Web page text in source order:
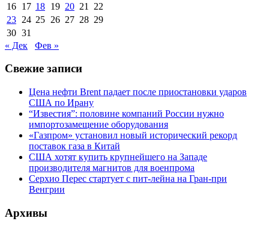
16 17 18 19 20 21
22
23 24 25 26 27 28 29
30 31
« Дек
Фев »
Свежие записи
Цена нефти Brent падает после приостановки ударов
США по Ирану
“Известия”: половине компаний России нужно
импортозамещение оборудования
«Газпром» установил новый исторический рекорд
поставок газа в Китай
США хотят купить крупнейшего на Западе
производителя магнитов для военпрома
Серхио Перес стартует с пит-лейна на Гран-при
Венгрии
Архивы